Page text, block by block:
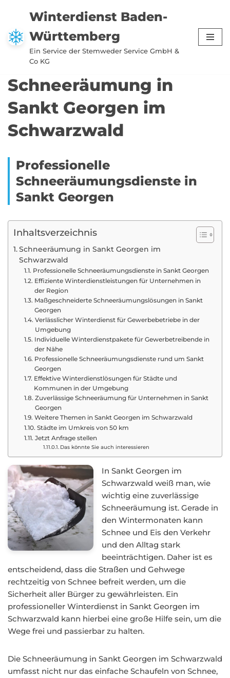
Zum
Inhalt
springen
Winterdienst Baden-
Württemberg
Ein Service der Stemweder Service GmbH &
Co KG
Schneeräumung in
Sankt Georgen im
Schwarzwald
Professionelle
Schneeräumungsdienste in
Sankt Georgen
Inhaltsverzeichnis
Schneeräumung in Sankt Georgen im
Schwarzwald
Professionelle Schneeräumungsdienste in Sankt Georgen
Effiziente Winterdienstleistungen für Unternehmen in
der Region
Maßgeschneiderte Schneeräumungslösungen in Sankt
Georgen
Verlässlicher Winterdienst für Gewerbebetriebe in der
Umgebung
Individuelle Winterdienstpakete für Gewerbetreibende in
der Nähe
Professionelle Schneeräumungsdienste rund um Sankt
Georgen
Effektive Winterdienstlösungen für Städte und
Kommunen in der Umgebung
Zuverlässige Schneeräumung für Unternehmen in Sankt
Georgen
Weitere Themen in Sankt Georgen im Schwarzwald
Städte im Umkreis von 50 km
Jetzt Anfrage stellen
Das könnte Sie auch interessieren
In Sankt Georgen im
Schwarzwald weiß man, wie
wichtig eine zuverlässige
Schneeräumung ist. Gerade in
den Wintermonaten kann
Schnee und Eis den Verkehr
und den Alltag stark
beeinträchtigen. Daher ist es
entscheidend, dass die Straßen und Gehwege
rechtzeitig von Schnee befreit werden, um die
Sicherheit aller Bürger zu gewährleisten. Ein
professioneller Winterdienst in Sankt Georgen im
Schwarzwald kann hierbei eine große Hilfe sein, um die
Wege frei und passierbar zu halten.
Die Schneeräumung in Sankt Georgen im Schwarzwald
umfasst nicht nur das einfache Schaufeln von Schnee,